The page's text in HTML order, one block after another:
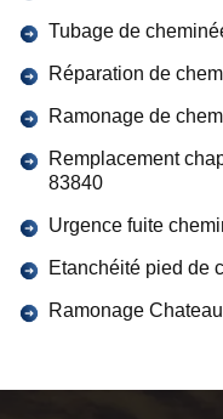
Tubage de
Réparation de
Ramonage de
Remplacement
83840
Urgence fuite
Etanchéité pied de
Ramonage